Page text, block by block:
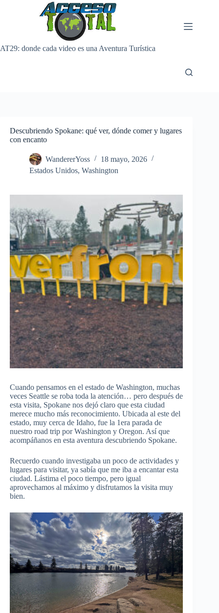
AT29: donde cada video es una Aventura Turística
Descubriendo Spokane: qué ver, dónde comer y lugares
con encanto
WandererYoss
18 mayo, 2026
Estados Unidos, Washington
Cuando pensamos en el estado de Washington, muchas
veces Seattle se roba toda la atención… pero después de
esta visita, Spokane nos dejó claro que esta ciudad
merece mucho más reconocimiento. Ubicada al este del
estado, muy cerca de Idaho, fue la 1era parada de
nuestro road trip por Washington y Oregon. Así que
acompáñanos en esta aventura descubriendo Spokane.
Recuerdo cuando investigaba un poco de actividades y
lugares para visitar, ya sabía que me iba a encantar esta
ciudad. Lástima el poco tiempo, pero igual
aprovechamos al máximo y disfrutamos la visita muy
bien.